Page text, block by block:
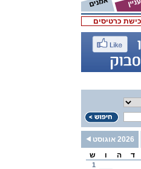
כרטיסים
2026 אוגוסט
ד ה ו ש
1